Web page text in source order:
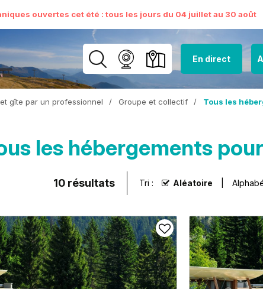
ouvertes cet été : tous les jours du 04 juillet au 30 août
En direct
gîte par un professionnel / Groupe et collectif / Tous les
les hébergements
10 résultats Tri : Aléatoire